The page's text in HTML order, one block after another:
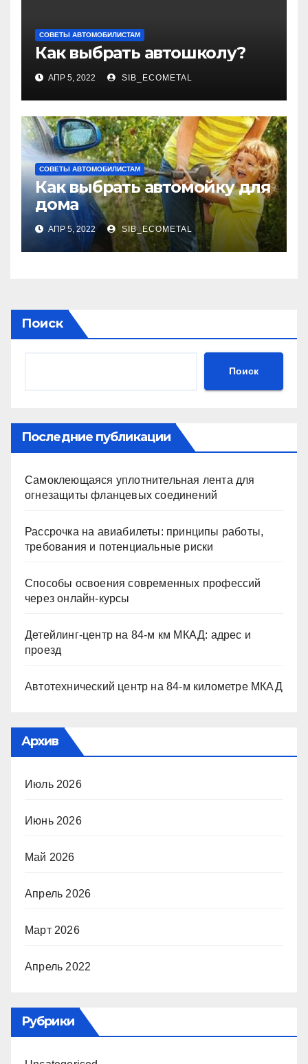
СОВЕТЫ АВТОМОБИЛИСТАМ
Как выбрать автошколу?
АПР 5, 2022 SIB_ECOMETAL
СОВЕТЫ АВТОМОБИЛИСТАМ
Как выбрать автомойку для
дома
АПР 5, 2022 SIB_ECOMETAL
Поиск
Поиск
Последние публикации
Самоклеющаяся уплотнительная лента для
огнезащиты фланцевых соединений
Рассрочка на авиабилеты: принципы работы,
требования и потенциальные риски
Способы освоения современных профессий
через онлайн-курсы
Детейлинг-центр на 84-м км МКАД: адрес и
проезд
Автотехнический центр на 84-м километре МКАД
Архив
Июль 2026
Июнь 2026
Май 2026
Апрель 2026
Март 2026
Апрель 2022
Рубрики